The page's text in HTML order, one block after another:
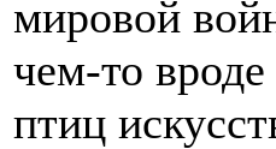
мировой
чем-то
птиц